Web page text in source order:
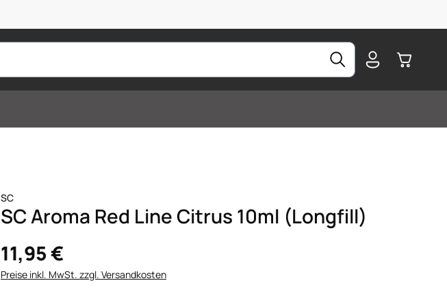
SC
SC Aroma Red Line Citrus 10ml (Longfill)
11,95 €
Preise inkl. MwSt. zzgl. Versandkosten